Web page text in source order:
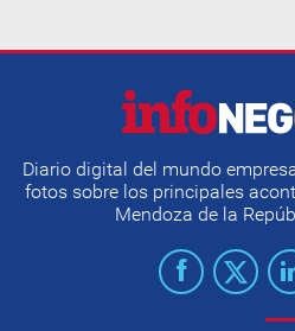
Diario digital del mundo
fotos sobre los principales
Mendoza de la